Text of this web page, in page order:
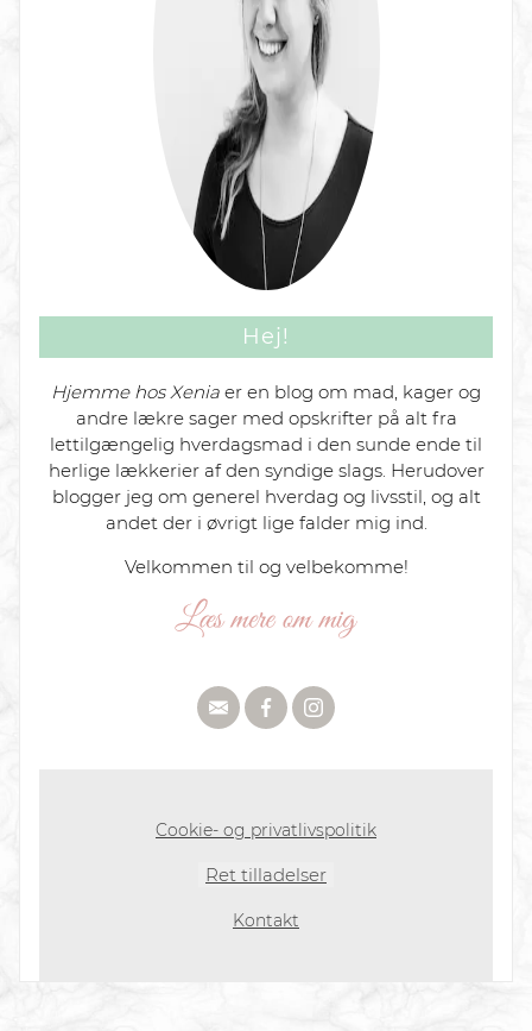
Hej!
Hjemme hos Xenia er en blog om mad, kager og
andre lækre sager med opskrifter på alt fra
lettilgængelig hverdagsmad i den sunde ende til
herlige lækkerier af den syndige slags. Herudover
blogger jeg om generel hverdag og livsstil, og alt
andet der i øvrigt lige falder mig ind.
Velkommen til og velbekomme!
Cookie- og privatlivspolitik
Ret tilladelser
Kontakt